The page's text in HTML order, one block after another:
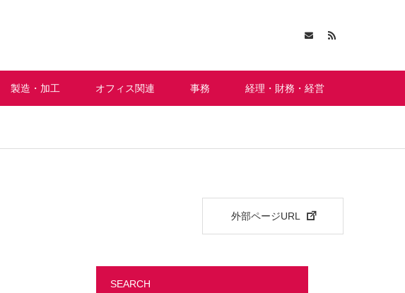
製造・加工 オフィス関連 事務 経理・財務・経営
外部ページURL
SEARCH